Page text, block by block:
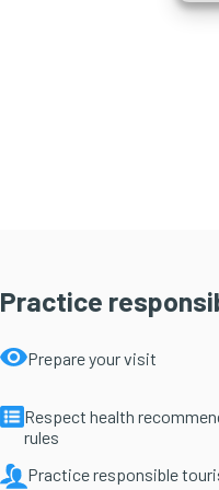
Practice
Prepare your visit
Respect health
rules
Practice responsible